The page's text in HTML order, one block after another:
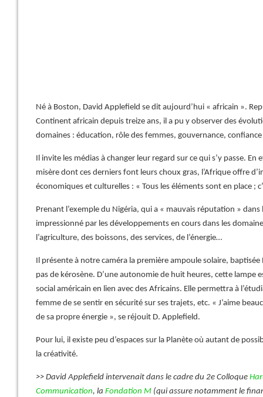
Né à Boston, David Applefield se dit aujourd’hui « africain ».
Continent africain depuis treize ans, il a pu y observer des
domaines : éducation, rôle des femmes, gouvernance,
Il invite les médias à changer leur regard sur ce qui s’y passe.
misère dont ces derniers font leurs choux gras, l’Afrique offre
économiques et culturelles : « Tous les éléments sont en place ;
Prenant l’exemple du Nigéria, qui a « mauvais réputation »
impressionné par les développements en cours dans les
l’agriculture, des boissons, des services, de l’énergie…
Il présente à notre caméra la première ampoule solaire,
pas de kérosène. D’une autonomie de huit heures, cette lampe
social américain en lien avec des Africains. Elle permettra à
femme de se sentir en sécurité sur ses trajets, etc. « J’aime
de sa propre énergie », se réjouit D. Applefield.
Pour lui, il existe peu d’espaces sur la Planète où autant de
la créativité.
>> David Applefield intervenait dans le cadre du 2e Colloque
Communication, la Fondation M (qui assure notamment le